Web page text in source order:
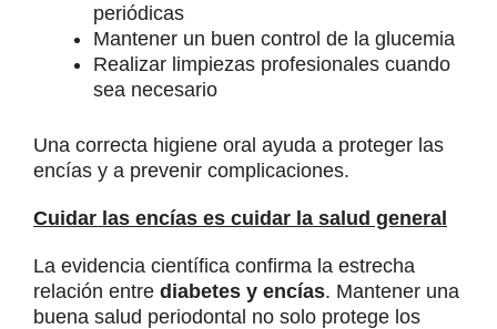
periódicas
Mantener un buen control de la glucemia
Realizar limpiezas profesionales cuando
sea necesario
Una correcta higiene oral ayuda a proteger las
encías y a prevenir complicaciones.
Cuidar las encías es cuidar la salud general
La evidencia científica confirma la estrecha
relación entre diabetes y encías. Mantener una
buena salud periodontal no solo protege los